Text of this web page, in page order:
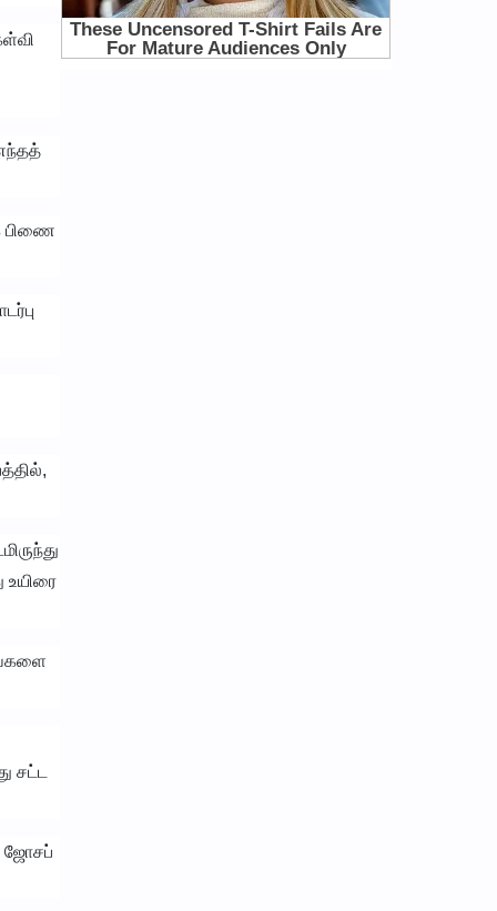
பிணை
சட்ட
ஜோசப்